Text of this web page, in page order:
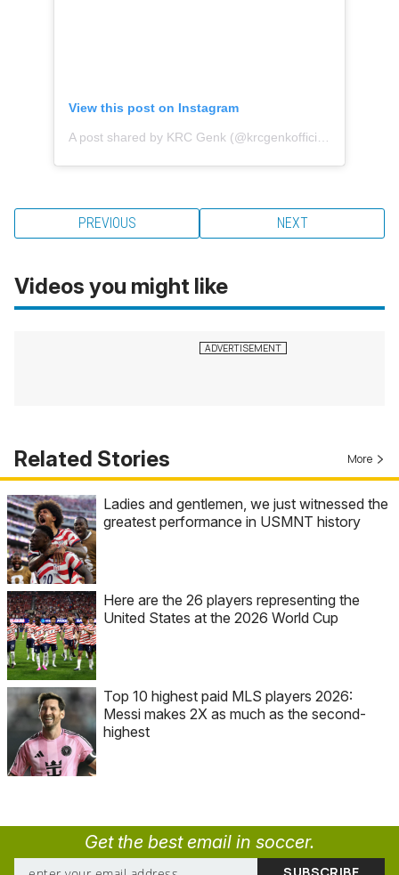
View this post on Instagram
PREVIOUS NEXT
Videos you might like
Related Stories More
Ladies and gentlemen, we just witnessed the
greatest performance in USMNT history
Here are the 26 players representing the
United States at the 2026 World Cup
Top 10 highest paid MLS players 2026:
Messi makes 2X as much as the second-
highest
Get the best email in soccer.